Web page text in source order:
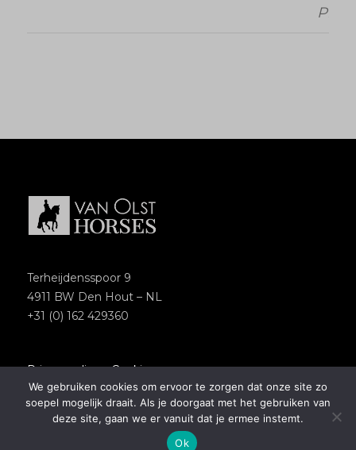
Terheijdensspoor 9
4911 BW Den Hout – NL
+31 (0) 162 429360
Privacypolicy–Cookies
Copyright 2018 – Van Olst Horses
Website byNewmore
We gebruiken cookies om ervoor te zorgen dat onze site zo
soepel mogelijk draait. Als je doorgaat met het gebruiken van
deze site, gaan we er vanuit dat je ermee instemt.
Ok